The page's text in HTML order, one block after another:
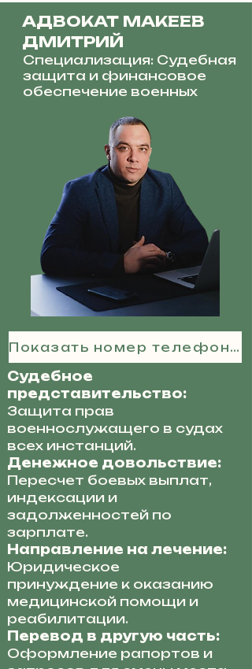
АДВОКАТ МАКЕЕВ
ДМИТРИЙ
Специализация: Судебная
защита и финансовое
обеспечение военных
Показать номер телефона
Судебное
представительство:
Защита прав
военнослужащего в судах
всех инстанций.
Денежное довольствие:
Пересчет боевых выплат,
индексации и
задолженностей по
зарплате.
Направление на лечение:
Юридическое
принуждение к оказанию
медицинской помощи и
реабилитации.
Перевод в другую часть:
Оформление рапортов и